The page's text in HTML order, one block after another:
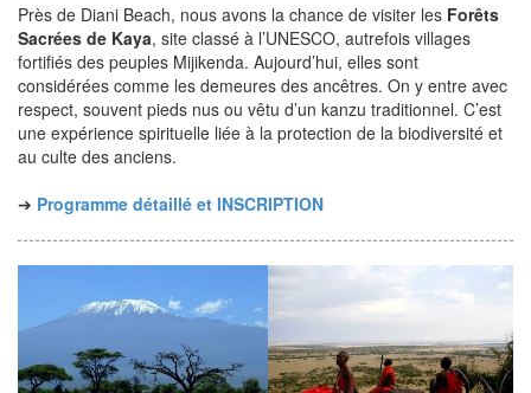
Près de Diani Beach, nous avons la chance de visiter les Forêts
Sacrées de Kaya, site classé à l’UNESCO, autrefois villages
fortifiés des peuples Mijikenda. Aujourd’hui, elles sont
considérées comme les demeures des ancêtres. On y entre avec
respect, souvent pieds nus ou vêtu d’un kanzu traditionnel. C’est
une expérience spirituelle liée à la protection de la biodiversité et
au culte des anciens.
➔ Programme détaillé et INSCRIPTION